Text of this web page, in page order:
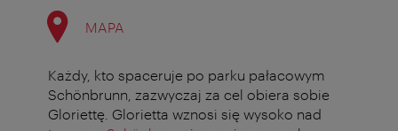
MAPA
Każdy, kto spaceruje po parku pałacowym
Schönbrunn, zazwyczaj za cel obiera sobie
Gloriettę. Glorietta wznosi się wysoko nad